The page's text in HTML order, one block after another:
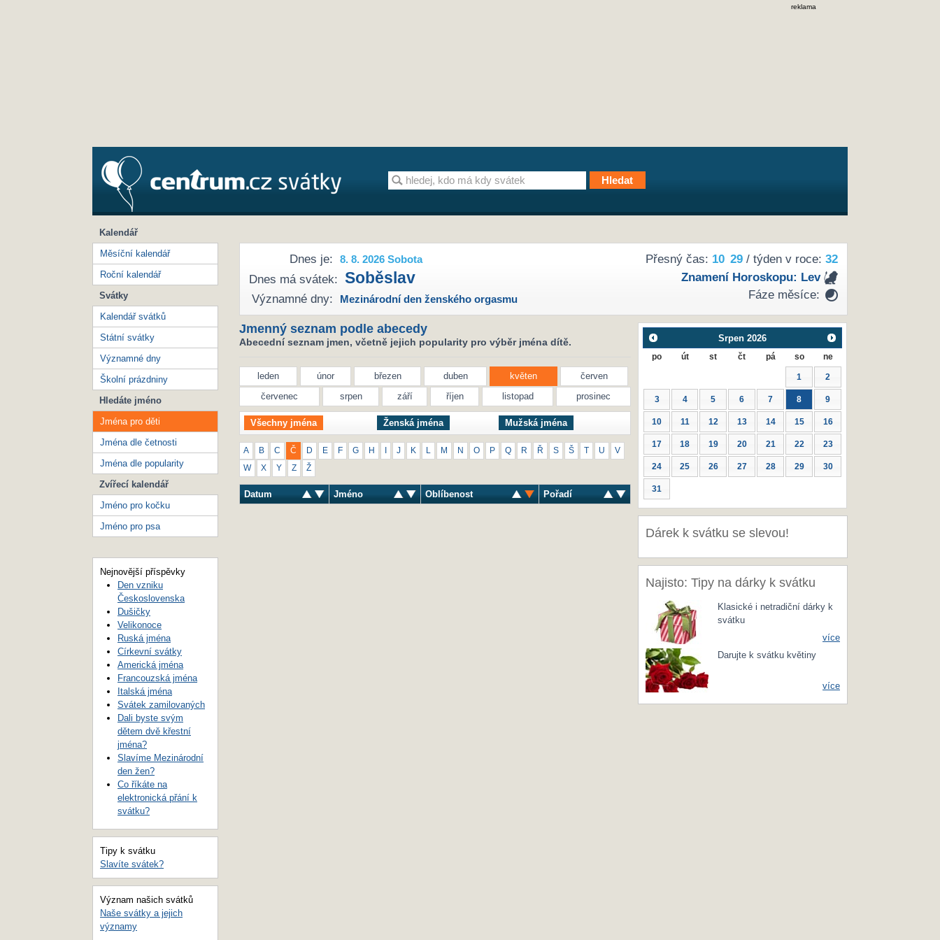
reklama
Přesný čas: 10 29/ týden v roce: 32
Znamení Horoskopu: Lev
Fáze měsíce:
Dnes je: 8. 8. 2026 Sobota
Dnes má svátek: Soběslav
Významné dny: Mezinárodní den ženského orgasmu
Jmenný seznam podle abecedy
Abecední seznam jmen, včetně jejich popularity pro výběr jména dítě.
leden únor březen duben květen
červen
červenec
srpen září říjen listopad prosinec
Všechny jména Ženská jména Mužská jména
A B C Č D E F G H J K M N O P Q R Ř S Š T U V
W X Y Z Ž
Datum Jméno Oblíbenost Pořadí
Srpen 2026
po út st čt pá so ne
1 2
3 4 5 6 7 8 9
10 11 12 13 14 15 16
17 18 19 20 21 22 23
24 25 26 27 28 29 30
31
Dárek k svátku se slevou!
Najisto: Tipy na dárky k svátku
Klasické i netradiční dárky k
svátku
více
Darujte k svátku květiny
více
Kalendář
Měsíční kalendář
Roční kalendář
Svátky
Kalendář svátků
Státní svátky
Významné dny
Školní prázdniny
Hledáte jméno
Jména pro děti
Jména dle četnosti
Jména dle popularity
Zvířecí kalendář
Jméno pro kočku
Jméno pro psa
Nejnovější příspěvky
Den vzniku
Československa
Dušičky
Velikonoce
Ruská jména
Církevní svátky
Americká jména
Francouzská jména
Italská jména
Svátek zamilovaných
Dali byste svým
dětem dvě křestní
jména?
Slavíme Mezinárodní
den žen?
Co říkáte na
elektronická přání k
svátku?
Tipy k svátku
Slavíte svátek?
Význam našich svátků
Naše svátky a jejich
významy